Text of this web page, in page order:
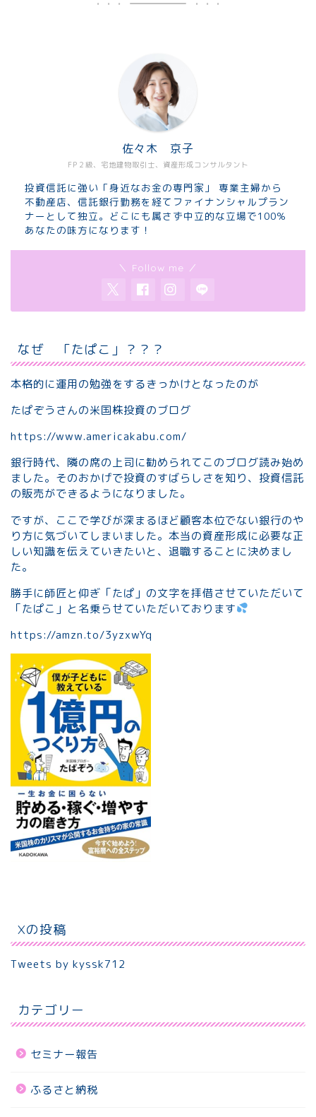
FP２級、宅地建物取引士、資産形成コンサルタント
佐々木 京子
投資信託に強い「身近なお金の専門家」 専業主婦から
不動産店、信託銀行勤務を経てファイナンシャルプラン
ナーとして独立。どこにも属さず中立的な立場で100％
あなたの味方になります！
＼ Follow me ／
なぜ 「たぱこ」？？？
本格的に運用の勉強をするきっかけとなったのが
たぱぞうさんの米国株投資のブログ
https://www.americakabu.com/
銀行時代、隣の席の上司に勧められてこのブログ読み始め
ました。そのおかげで投資のすばらしさを知り、投資信託
の販売ができるようになりました。
ですが、ここで学びが深まるほど顧客本位でない銀行のや
り方に気づいてしまいました。本当の資産形成に必要な正
しい知識を伝えていきたいと、退職することに決めまし
た。
勝手に師匠と仰ぎ「たぱ」の文字を拝借させていただいて
「たぱこ」と名乗らせていただいております
https://amzn.to/3yzxwYq
Xの投稿
Tweets by kyssk712
カテゴリー
セミナー報告
ふるさと納税